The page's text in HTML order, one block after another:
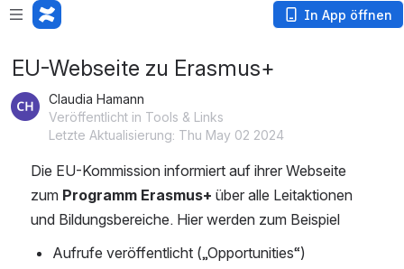
Loading app... In App öffnen
EU-Webseite zu Erasmus+
Claudia Hamann
Veröffentlicht in Tools & Links
Letzte Aktualisierung: Thu May 02 2024
Die EU-Kommission informiert auf ihrer Webseite
zum Programm Erasmus+ über alle Leitaktionen
und Bildungsbereiche. Hier werden zum Beispiel
Aufrufe veröffentlicht („Opportunities“)